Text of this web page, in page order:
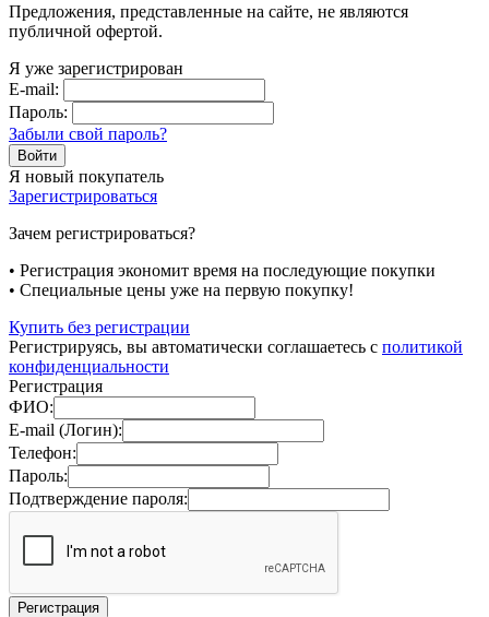
Предложения, представленные на сайте, не являются
публичной офертой.
Я уже зарегистрирован
E-mail:
Пароль:
Забыли свой пароль?
Я новый покупатель
Зарегистрироваться
Зачем регистрироваться?
• Регистрация экономит время на последующие покупки
• Специальные цены уже на первую покупку!
Купить без регистрации
Регистрируясь, вы автоматически соглашаетесь с политикой
конфиденциальности
Регистрация
ФИО:
E-mail (Логин):
Телефон:
Пароль:
Подтверждение пароля: